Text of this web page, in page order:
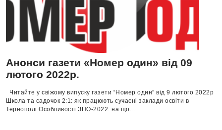
Анонси газети «Номер один» від 09
лютого 2022р.
Читайте у свіжому випуску газети “Номер один” від 9 лютого 2022р
Школа та садочок 2:1: як працюють сучасні заклади освіти в
Тернополі Особливості ЗНО-2022: на що...